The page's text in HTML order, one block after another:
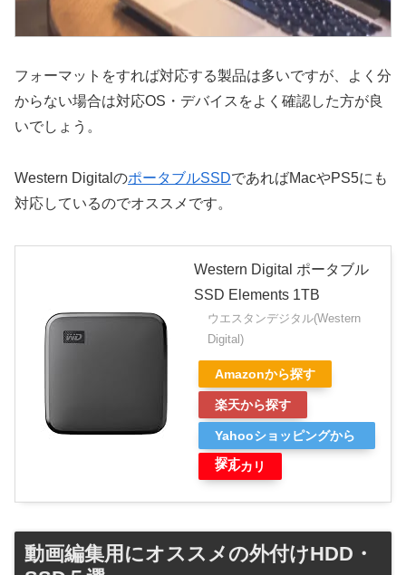
フォーマットをすれば対応する製品は多いですが、よく分
からない場合は対応OS・デバイスをよく確認した方が良
いでしょう。
Western DigitalのポータブルSSDであればMacやPS5にも
対応しているのでオススメです。
Western Digital ポータブル
SSD Elements 1TB
ウエスタンデジタル(Western
Digital)
Amazonから探す
楽天から探す
Yahooショッピングから
探す
メルカリ
動画編集用にオススメの外付けHDD・